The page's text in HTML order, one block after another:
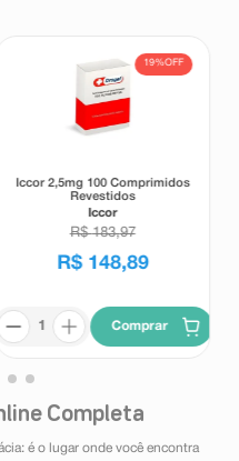
19%OFF
Iccor 2,5mg 100 Comprimidos
Revestidos
Iccor
R$ 183,97
R$ 148,89
Comprar
Completa
é o lugar onde você encontra